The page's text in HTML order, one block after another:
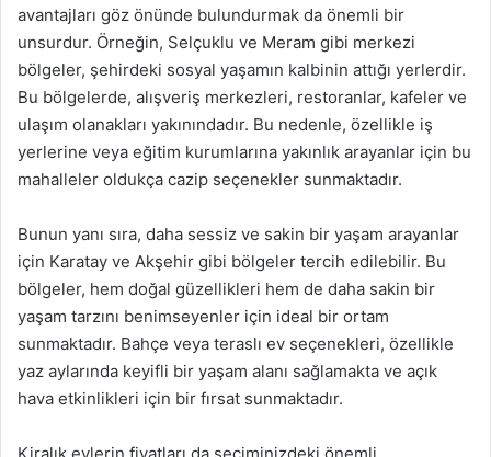
avantajları göz önünde bulundurmak da önemli bir
unsurdur. Örneğin, Selçuklu ve Meram gibi merkezi
bölgeler, şehirdeki sosyal yaşamın kalbinin attığı yerlerdir.
Bu bölgelerde, alışveriş merkezleri, restoranlar, kafeler ve
ulaşım olanakları yakınındadır. Bu nedenle, özellikle iş
yerlerine veya eğitim kurumlarına yakınlık arayanlar için bu
mahalleler oldukça cazip seçenekler sunmaktadır.
Bunun yanı sıra, daha sessiz ve sakin bir yaşam arayanlar
için Karatay ve Akşehir gibi bölgeler tercih edilebilir. Bu
bölgeler, hem doğal güzellikleri hem de daha sakin bir
yaşam tarzını benimseyenler için ideal bir ortam
sunmaktadır. Bahçe veya teraslı ev seçenekleri, özellikle
yaz aylarında keyifli bir yaşam alanı sağlamakta ve açık
hava etkinlikleri için bir fırsat sunmaktadır.